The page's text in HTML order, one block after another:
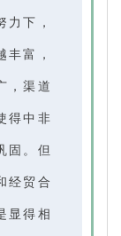
下，
富，
，渠道
得中非
固。但
经贸合
显得相